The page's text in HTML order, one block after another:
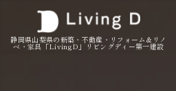
静岡県山梨県の新築・不動産・リフォーム＆リノ
ベ・家具「LivingD」リビングディー第一建設